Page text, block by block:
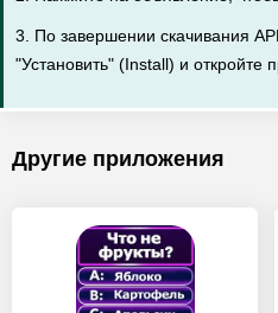
3. По завершении скачивания
"Установить" (Install) и откройте
Другие приложения